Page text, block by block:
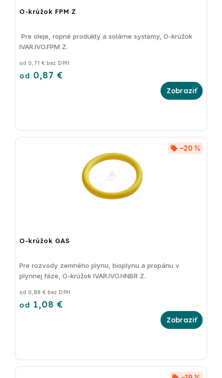
O-krúžok FPM Z
od 0,71 € bez DPH
od 0,87 €
Pre oleje, ropné produkty a solárne systémy, O-krúžok
IVAR.IVO.FPM Z.
O-krúžok GAS
–20 %
od 0,88 € bez DPH
od 1,08 €
Pre rozvody zemného plynu, bioplynu a propánu v
plynnej fáze, O-krúžok IVAR.IVO.HNBR Z.